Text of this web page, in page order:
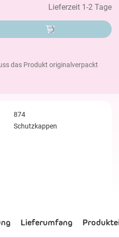
Lieferzeit 1-2 Tage
das Produkt originalverpackt
874
Schutzkappen
Lieferumfang